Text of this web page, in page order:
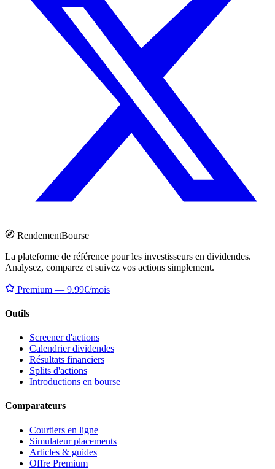
RendementBourse
La plateforme de référence pour les investisseurs en dividendes.
Analysez, comparez et suivez vos actions simplement.
Premium — 9.99€/mois
Outils
Screener d'actions
Calendrier dividendes
Résultats financiers
Splits d'actions
Introductions en bourse
Comparateurs
Courtiers en ligne
Simulateur placements
Articles & guides
Offre Premium